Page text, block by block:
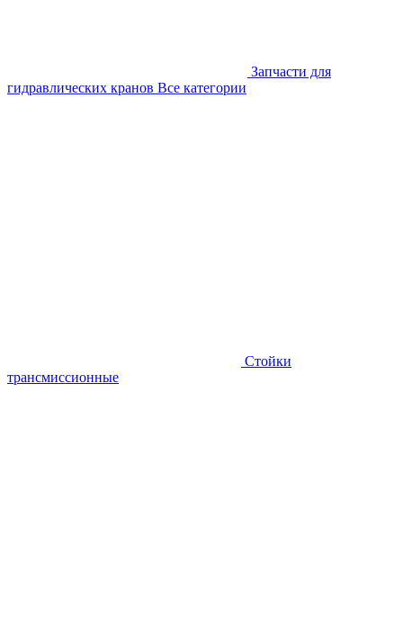
Запчасти для
гидравлических кранов Все категории
Стойки
трансмиссионные